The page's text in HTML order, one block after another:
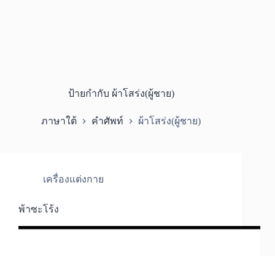
ป้ายกำกับ ผ้าโสร่ง(ผู้ชาย)
ภาษาใต้ คำศัพท์ ผ้าโสร่ง(ผู้ชาย)
เครื่องแต่งกาย
พ้าซะโร้ง